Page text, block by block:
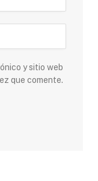
y sitio web
que comente.